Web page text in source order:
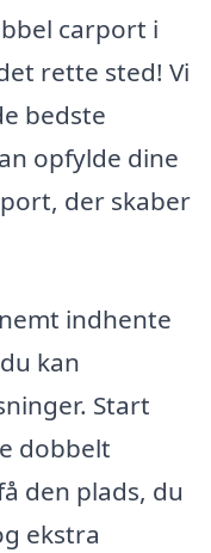
carport i
rette sted! Vi
bedste
opfylde dine
der skaber
indhente
kan
Start
dobbelt
den plads, du
ekstra